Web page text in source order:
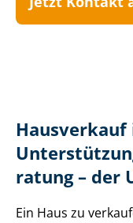
Hausverkauf
ra­tung – der
Ein Haus zu